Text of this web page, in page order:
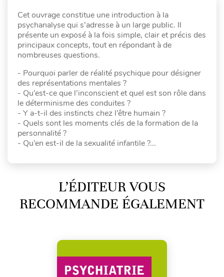
Cet ouvrage constitue une introduction à la
psychanalyse qui s’adresse à un large public. Il
présente un exposé à la fois simple, clair et précis des
principaux concepts, tout en répondant à de
nombreuses questions.
- Pourquoi parler de réalité psychique pour désigner
des représentations mentales ?
- Qu’est-ce que l’inconscient et quel est son rôle dans
le déterminisme des conduites ?
- Y a-t-il des instincts chez l’être humain ?
- Quels sont les moments clés de la formation de la
personnalité ?
- Qu’en est-il de la sexualité infantile ?...
L’ÉDITEUR VOUS
RECOMMANDE ÉGALEMENT